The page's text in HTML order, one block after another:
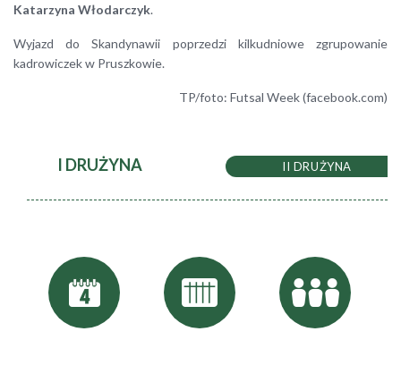
Katarzyna Włodarczyk.
Wyjazd do Skandynawii poprzedzi kilkudniowe zgrupowanie
kadrowiczek w Pruszkowie.
TP/foto: Futsal Week (facebook.com)
I DRUŻYNA II DRUŻYNA